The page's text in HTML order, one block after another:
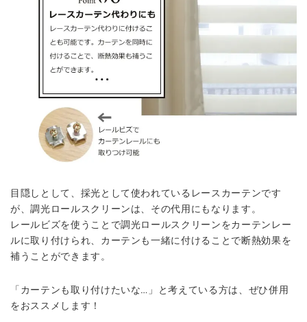
目隠しとして、採光として使われているレースカーテンです
が、調光ロールスクリーンは、その代用にもなります。
レールビズを使うことで調光ロールスクリーンをカーテンレー
ルに取り付けられ、カーテンも一緒に付けることで断熱効果を
補うことができます。
「カーテンも取り付けたいな…」と考えている方は、ぜひ併用
をおススメします！